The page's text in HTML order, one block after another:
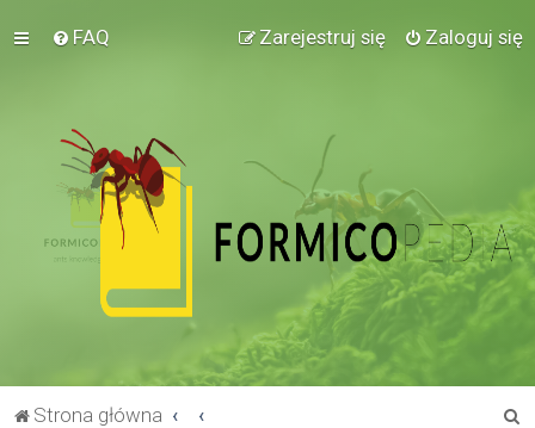
FAQ Zaloguj się
Zarejestruj się
Strona główna